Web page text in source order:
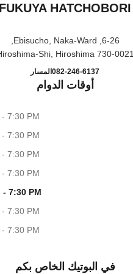
FUKUYA HATCHOBORI
6-26, Ebisucho, Naka-Ward,
730-0021 Hiroshima-Shi, Hiroshima
اتصال
082-246-6137 المسار
أوقات الدوام
7:30 PM
7:30 PM
7:30 PM
7:30 PM
- 7:30 PM
7:30 PM
7:30 PM
في البوتيك الخاص بكم